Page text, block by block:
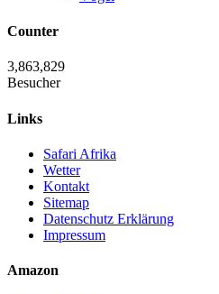
Counter
3,863,829
Besucher
Links
Safari Afrika
Wetter
Kontakt
Sitemap
Datenschutz Erklärung
Impressum
Amazon